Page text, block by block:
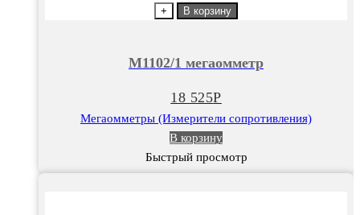
+ В корзину
М1102/1 мегаомметр
18 525Р
Мегаомметры (Измерители сопротивления)
В корзину
Быстрый просмотр